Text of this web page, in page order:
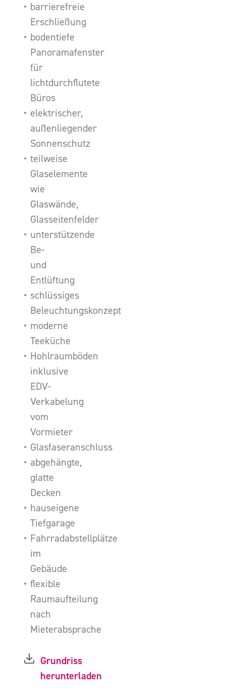
barrierefreie
Erschließung
bodentiefe
Panoramafenster
für
lichtdurchflutete
Büros
elektrischer,
außenliegender
Sonnenschutz
teilweise
Glaselemente
wie
Glaswände,
Glasseitenfelder
unterstützende
Be-
und
Entlüftung
schlüssiges
Beleuchtungskonzept
moderne
Teeküche
Hohlraumböden
inklusive
EDV-
Verkabelung
vom
Vormieter
Glasfaseranschluss
abgehängte,
glatte
Decken
hauseigene
Tiefgarage
Fahrradabstellplätze
im
Gebäude
flexible
Raumaufteilung
nach
Mieterabsprache
Grundriss
herunterladen